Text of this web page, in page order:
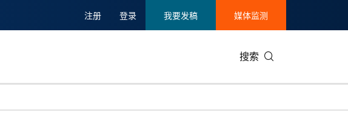
注册 登录 我要发稿 媒体监测
搜索